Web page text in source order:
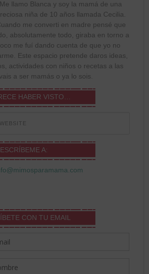
Me llamo Blanca y soy la mamá de una
niña de 10 años llamada Cecilia.
me converti en madre pensé que
absolutamente todo, giraba en torno a
me fuí dando cuenta de que yo no
Este espacio pretende daros ideas,
actividades con niños o recetas a las
a ser mamás o ya lo sois.
HABER VISTO…
ESCRÍBEME A:
CON TU EMAIL